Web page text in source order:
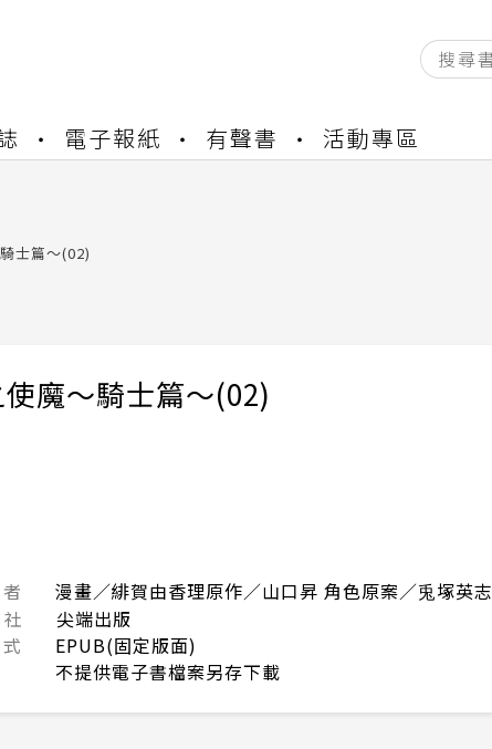
電子報紙 有聲書 活動專區
書櫃開通申請
與資產合併申請圖文教學
櫃開通申請
士篇～(02)
魔～騎士篇～(02)
漫畫／緋賀由香理原作／山口昇 角色原案／兎塚英志
尖端出版
EPUB(固定版面)
不提供電子書檔案另存下載